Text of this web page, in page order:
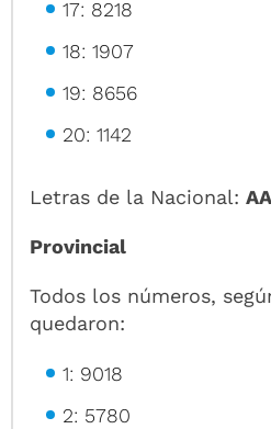
17: 8218
18: 1907
19: 8656
20: 1142
Letras de la Nacional:
Provincial
Todos los números,
quedaron:
1: 9018
2: 5780